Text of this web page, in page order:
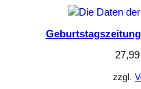
27,99
zzgl.